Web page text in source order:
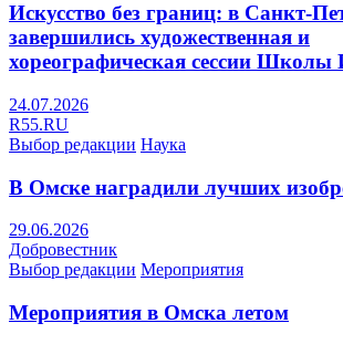
Искусство без границ: в Санкт-
завершились художественная и
хореографическая сессии
24.07.2026
R55.RU
Выбор редакции Наука
В Омске наградили лучших
29.06.2026
Добровестник
Выбор редакции Мероприятия
Мероприятия в Омска летом